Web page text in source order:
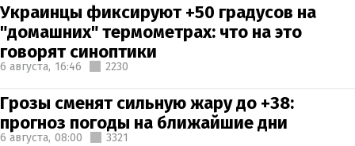
Украинцы фиксируют +50 градусов на
"домашних" термометрах: что на это
говорят синоптики
6 августа, 16:46 2230
Грозы сменят сильную жару до +38:
прогноз погоды на ближайшие дни
6 августа, 08:00 3321